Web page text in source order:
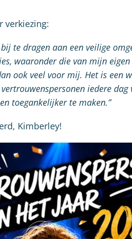
verkiezing:
te dragen aan een veilige
waaronder die van mijn
ook veel voor mij. Het is een
iedere
toegankelijker te maken.”
Kimberley!